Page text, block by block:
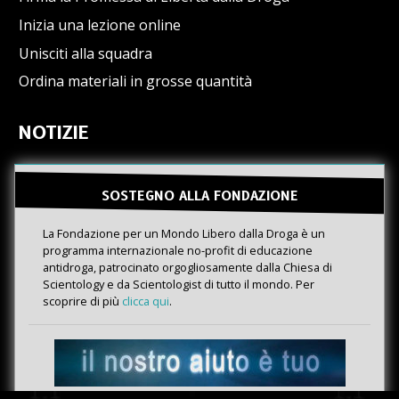
Inizia una lezione online
Unisciti alla squadra
Ordina materiali in grosse quantità
NOTIZIE
SOSTEGNO ALLA FONDAZIONE
La Fondazione per un Mondo Libero dalla Droga è un
programma internazionale no-profit di educazione
antidroga, patrocinato orgogliosamente dalla Chiesa di
Scientology e da Scientologist di tutto il mondo. Per
scoprire di più clicca qui.